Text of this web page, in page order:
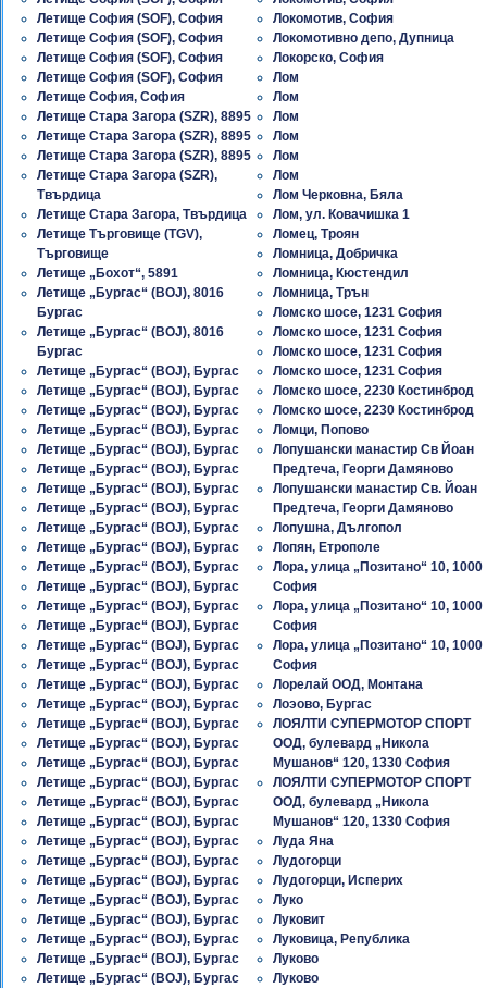
Летище София (SOF), София
Летище София (SOF), София
Летище София (SOF), София
Летище София (SOF), София
Летище София, София
Летище Стара Загора (SZR), 8895
Летище Стара Загора (SZR), 8895
Летище Стара Загора (SZR), 8895
Летище Стара Загора (SZR),
Твърдица
Летище Стара Загора, Твърдица
Летище Търговище (TGV),
Търговище
Летище „Бохот“, 5891
Летище „Бургас“ (BOJ), 8016
Бургас
Летище „Бургас“ (BOJ), 8016
Бургас
Летище „Бургас“ (BOJ), Бургас
Летище „Бургас“ (BOJ), Бургас
Летище „Бургас“ (BOJ), Бургас
Летище „Бургас“ (BOJ), Бургас
Летище „Бургас“ (BOJ), Бургас
Летище „Бургас“ (BOJ), Бургас
Летище „Бургас“ (BOJ), Бургас
Летище „Бургас“ (BOJ), Бургас
Летище „Бургас“ (BOJ), Бургас
Летище „Бургас“ (BOJ), Бургас
Летище „Бургас“ (BOJ), Бургас
Летище „Бургас“ (BOJ), Бургас
Летище „Бургас“ (BOJ), Бургас
Летище „Бургас“ (BOJ), Бургас
Летище „Бургас“ (BOJ), Бургас
Летище „Бургас“ (BOJ), Бургас
Летище „Бургас“ (BOJ), Бургас
Летище „Бургас“ (BOJ), Бургас
Летище „Бургас“ (BOJ), Бургас
Летище „Бургас“ (BOJ), Бургас
Летище „Бургас“ (BOJ), Бургас
Летище „Бургас“ (BOJ), Бургас
Летище „Бургас“ (BOJ), Бургас
Летище „Бургас“ (BOJ), Бургас
Летище „Бургас“ (BOJ), Бургас
Летище „Бургас“ (BOJ), Бургас
Летище „Бургас“ (BOJ), Бургас
Летище „Бургас“ (BOJ), Бургас
Летище „Бургас“ (BOJ), Бургас
Летище „Бургас“ (BOJ), Бургас
Летище „Бургас“ (BOJ), Бургас
Летище „Бургас“ (BOJ), Бургас
Локомотив, София
Локомотивно депо, Дупница
Локорско, София
Лом
Лом
Лом
Лом
Лом
Лом
Лом Черковна, Бяла
Лом, ул. Ковачишка 1
Ломец, Троян
Ломница, Добричка
Ломница, Кюстендил
Ломница, Трън
Ломско шосе, 1231 София
Ломско шосе, 1231 София
Ломско шосе, 1231 София
Ломско шосе, 1231 София
Ломско шосе, 2230 Костинброд
Ломско шосе, 2230 Костинброд
Ломци, Попово
Лопушански манастир Св Йоан
Предтеча, Георги Дамяново
Лопушански манастир Св. Йоан
Предтеча, Георги Дамяново
Лопушна, Дългопол
Лопян, Етрополе
Лора, улица „Позитано“ 10, 1000
София
Лора, улица „Позитано“ 10, 1000
София
Лора, улица „Позитано“ 10, 1000
София
Лорелай ООД, Монтана
Лоэово, Бургас
ЛОЯЛТИ СУПЕРМОТОР СПОРТ
ООД, булевард „Никола
Мушанов“ 120, 1330 София
ЛОЯЛТИ СУПЕРМОТОР СПОРТ
ООД, булевард „Никола
Мушанов“ 120, 1330 София
Луда Яна
Лудогорци
Лудогорци, Исперих
Луко
Луковит
Луковица, Република
Луково
Луково